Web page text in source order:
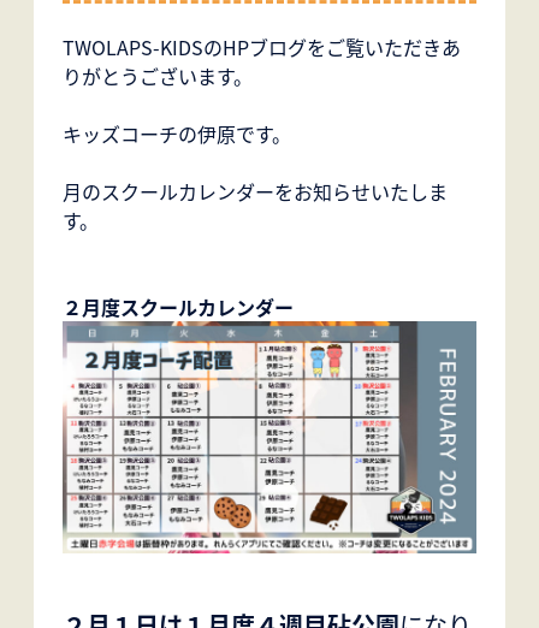
TWOLAPS-KIDSのHPブログをご覧いただきあ
りがとうございます。
キッズコーチの伊原です。
月のスクールカレンダーをお知らせいたしま
す。
２月度スクールカレンダー